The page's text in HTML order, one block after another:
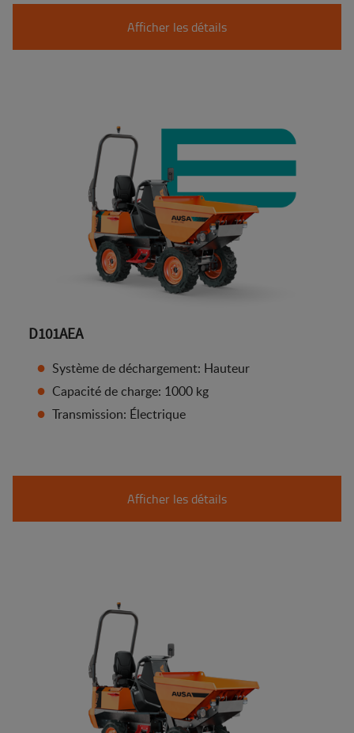
Afficher les détails
D101AEA
Système de déchargement: Hauteur
Capacité de charge: 1000 kg
Transmission: Électrique
Afficher les détails